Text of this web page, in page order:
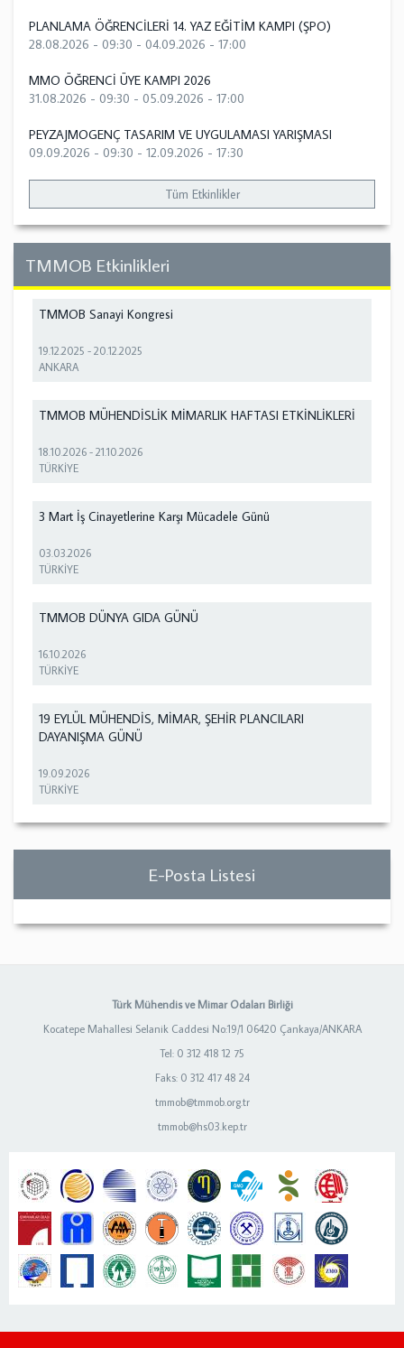
PLANLAMA ÖĞRENCİLERİ 14. YAZ EĞİTİM KAMPI (ŞPO)
28.08.2026 - 09:30 - 04.09.2026 - 17:00
MMO ÖĞRENCİ ÜYE KAMPI 2026
31.08.2026 - 09:30 - 05.09.2026 - 17:00
PEYZAJMOGENÇ TASARIM VE UYGULAMASI YARIŞMASI
09.09.2026 - 09:30 - 12.09.2026 - 17:30
Tüm Etkinlikler
TMMOB Etkinlikleri
TMMOB Sanayi Kongresi
19.12.2025 -20.12.2025
ANKARA
TMMOB MÜHENDİSLİK MİMARLIK HAFTASI ETKİNLİKLERİ
18.10.2026 -21.10.2026
TÜRKİYE
3 Mart İş Cinayetlerine Karşı Mücadele Günü
03.03.2026
TÜRKİYE
TMMOB DÜNYA GIDA GÜNÜ
16.10.2026
TÜRKİYE
19 EYLÜL MÜHENDİS, MİMAR, ŞEHİR PLANCILARI
DAYANIŞMA GÜNÜ
19.09.2026
TÜRKİYE
E-Posta Listesi
Türk Mühendis ve Mimar Odaları Birliği
Kocatepe Mahallesi Selanik Caddesi No:19/1 06420 Çankaya/ANKARA
Tel: 0 312 418 12 75
Faks: 0 312 417 48 24
tmmob@tmmob.org.tr
tmmob@hs03.kep.tr